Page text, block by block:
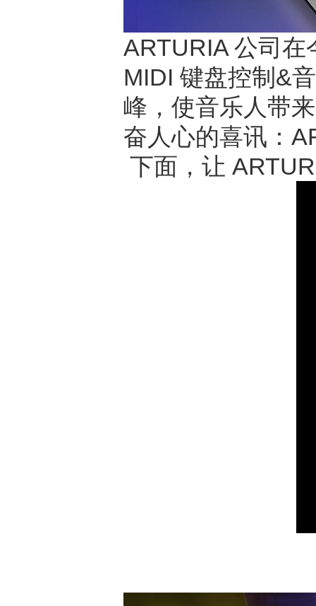
ARTURIA 公司
MIDI 键盘控制&
峰，使音乐人带
奋人心的喜讯：
下面，让